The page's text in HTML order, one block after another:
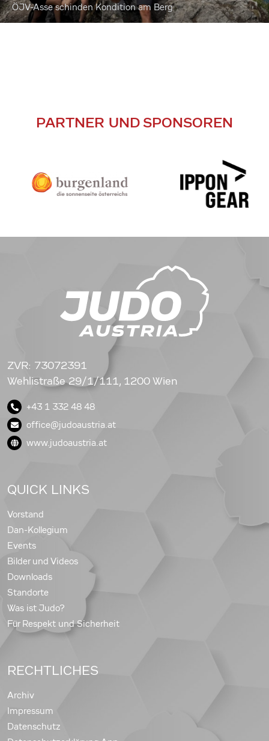
ÖJV-Asse schinden Kondition am Berg
PARTNER UND SPONSOREN
ZVR: 73072391
Wehlistraße 29/1/111, 1200 Wien
+43 1 332 48 48
office@judoaustria.at
www.judoaustria.at
QUICK LINKS
Vorstand
Dan-Kollegium
Events
Bilder und Videos
Downloads
Standorte
Was ist Judo?
Für Respekt und Sicherheit
RECHTLICHES
Archiv
Impressum
Datenschutz